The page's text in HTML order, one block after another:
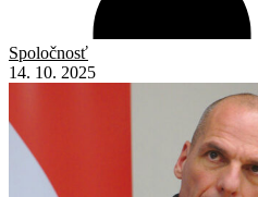
Spoločnosť
14. 10. 2025